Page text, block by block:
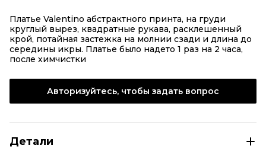
Платье Valentino абстрактного принта, на груди
круглый вырез, квадратные рукава, расклешенный
крой, потайная застежка на молнии сзади и длина до
середины икры. Платье было надето 1 раз на 2 часа,
после химчистки
Авторизуйтесь, чтобы задать вопрос
Детали